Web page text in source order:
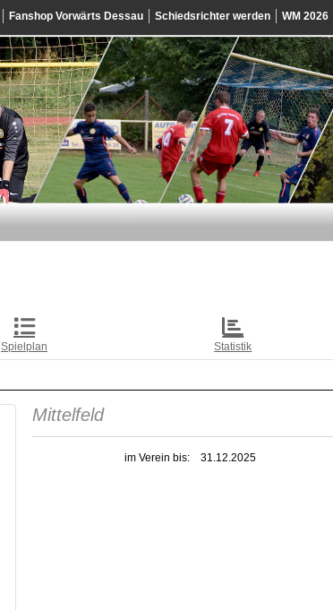
Fanshop Vorwärts Dessau Schiedsrichter werden WM 2026
Spielplan Statistik
Mittelfeld
im Verein bis: 31.12.2025